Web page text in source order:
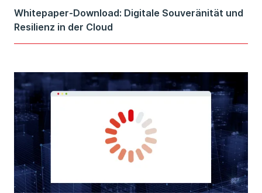
Whitepaper-Download: Digitale Souveränität und
Resilienz in der Cloud